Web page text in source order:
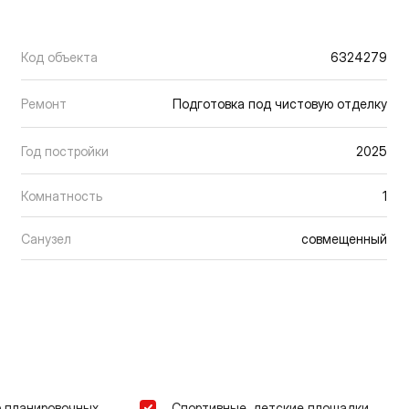
Код объекта 6324279
Ремонт Подготовка под чистовую отделку
Год постройки 2025
Комнатность 1
Санузел совмещенный